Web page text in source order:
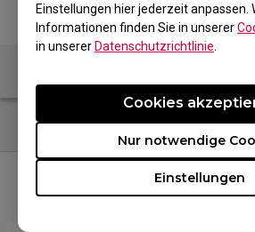
Einstellungen hier jederzeit anpassen.
Informationen finden Sie in unserer
in unsererDatenschutzrichtlinie
Einstellungen
Nur notwendige
Cookies
FOLGEN SIE UNS